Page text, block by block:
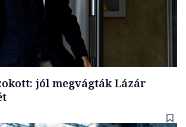
jól megvágták Lázár